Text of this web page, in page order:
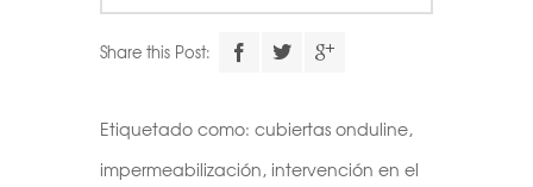
Share this Post:
Etiquetado como: cubiertas onduline,
impermeabilización, intervención en el